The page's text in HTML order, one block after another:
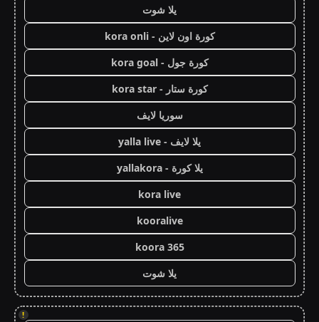
يلا شوت
كورة اون لاين - kora onli
كورة جول - kora goal
كورة ستار - kora star
سوريا لايف
يلا لايف - yalla live
يلا كورة - yallakora
kora live
kooralive
koora 365
يلا شوت
!